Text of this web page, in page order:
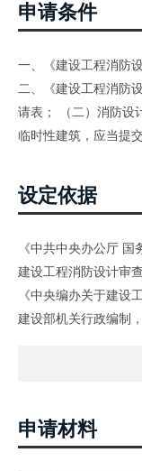
申请条件
一、《建设工程消防
二、《建设工程消防
请表； （二）消防设
临时性建筑，应当提
设定依据
《中共中央办公厅
建设工程消防设计审
《中央编办关于建设
建设部机关行政编制
和城乡建设主管部门
申请材料